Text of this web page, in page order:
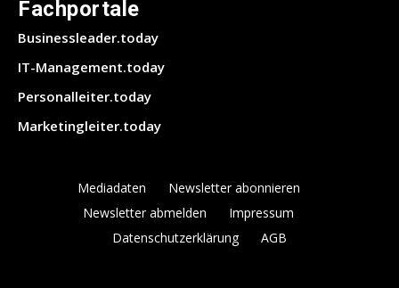
Fachportale
Businessleader.today
IT-Management.today
Personalleiter.today
Marketingleiter.today
Mediadaten
Newsletter abonnieren
Newsletter abmelden
Impressum
Datenschutzerklärung
AGB